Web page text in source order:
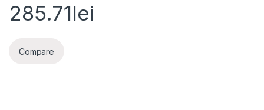
285.71lei
Compare